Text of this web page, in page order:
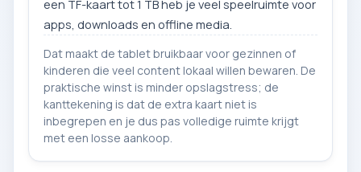
een TF-kaart tot 1 TB heb je veel speelruimte voor
apps, downloads en offline media.
Dat maakt de tablet bruikbaar voor gezinnen of
kinderen die veel content lokaal willen bewaren. De
praktische winst is minder opslagstress; de
kanttekening is dat de extra kaart niet is
inbegrepen en je dus pas volledige ruimte krijgt
met een losse aankoop.